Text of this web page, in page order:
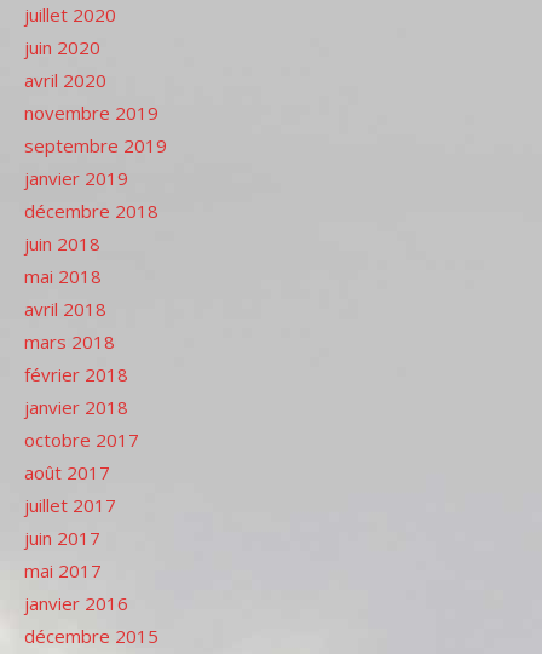
juillet 2020
juin 2020
avril 2020
novembre 2019
septembre 2019
janvier 2019
décembre 2018
juin 2018
mai 2018
avril 2018
mars 2018
février 2018
janvier 2018
octobre 2017
août 2017
juillet 2017
juin 2017
mai 2017
janvier 2016
décembre 2015